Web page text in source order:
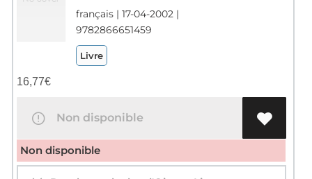
français | 17-04-2002 |
9782866651459
Livre
16,77€
Non disponible
Non disponible